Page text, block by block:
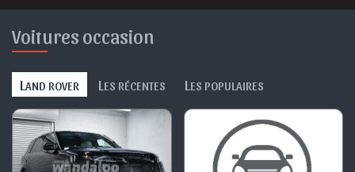
Voitures occasion
LAND ROVER L ES RÉCENTES L ES POPULAIRES